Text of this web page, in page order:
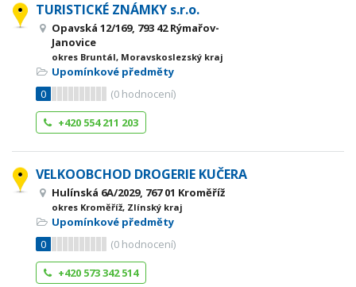
TURISTICKÉ ZNÁMKY s.r.o.
Opavská 12/169, 793 42 Rýmařov-
Janovice
okres Bruntál, Moravskoslezský kraj
Upomínkové předměty
0
(0 hodnocení)
+420 554 211 203
VELKOOBCHOD DROGERIE KUČERA
Hulínská 6A/2029, 767 01 Kroměříž
okres Kroměříž, Zlínský kraj
Upomínkové předměty
0
(0 hodnocení)
+420 573 342 514